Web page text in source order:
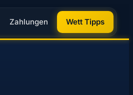
Zahlungen Wett Tipps